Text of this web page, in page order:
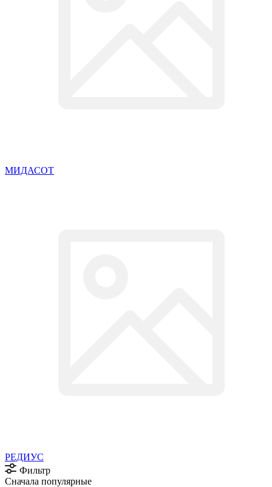
МИДАСОТ
РЕДИУС
Фильтр
Сначала популярные